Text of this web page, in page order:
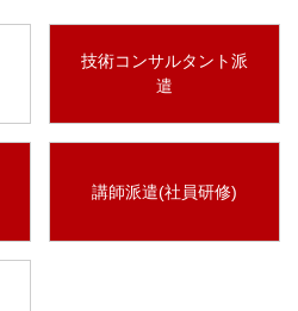
技術コンサルタント派
遣
講師派遣(社員研修)